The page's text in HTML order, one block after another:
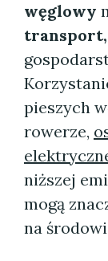
węglowy
pieszych
rowerze,
niższej
mogą
na